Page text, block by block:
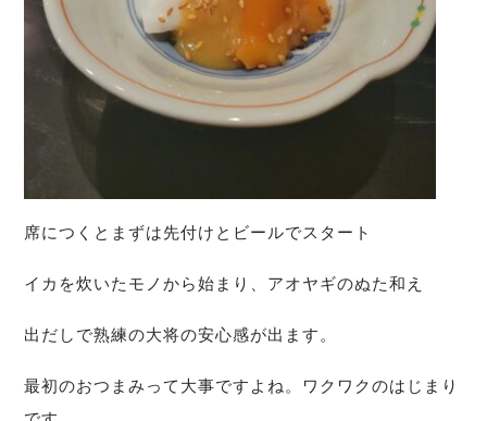
席につくとまずは先付けとビールでスタート
イカを炊いたモノから始まり、アオヤギのぬた和え
出だしで熟練の大将の安心感が出ます。
最初のおつまみって大事ですよね。ワクワクのはじまり